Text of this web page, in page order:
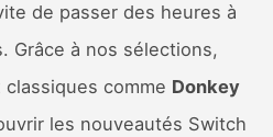
de passer des heures à
Grâce à nos sélections,
comme Donkey
les nouveautés Switch